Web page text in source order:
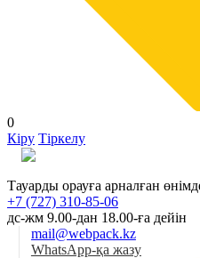
0
Кіру Тіркелу
Тауарды орауға арналған
+7 (727) 310-85-06
дс-жм 9.00-дан 18.00-ға дейін
mail@webpack.kz
WhatsApp-қа жазу